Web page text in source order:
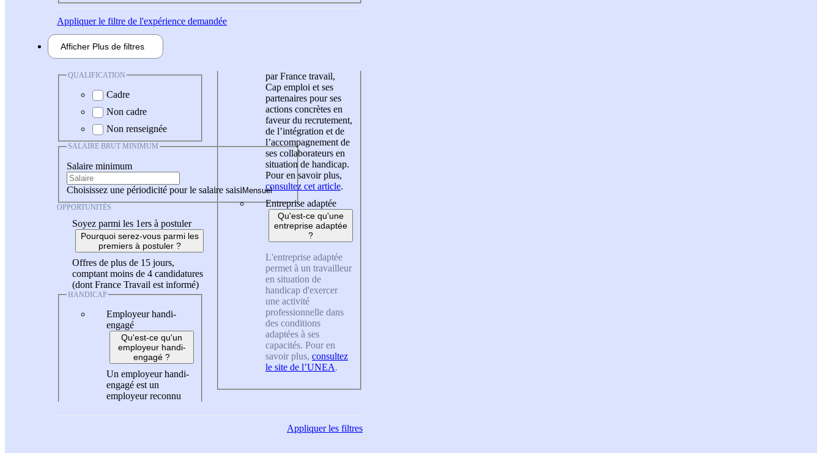
Appliquerle filtre de l'expérience demandée
Afficher Plus de filtres
QUALIFICATION
Cadre
Non cadre
Non renseignée
SALAIRE BRUT MINIMUM
Salaire minimum
Choisissez une périodicité pour le salaire saisi
OPPORTUNITÉS
Soyez parmi les 1ers à postuler
Pourquoi serez-vous parmi les
premiers à postuler ?
Offres de plus de 15 jours,
comptant moins de 4 candidatures
(dont France Travail est informé)
HANDICAP
Employeur handi-
engagé
Qu'est-ce qu'un
employeur handi-
engagé ?
Un employeur handi-
engagé est un
employeur reconnu
par France travail,
Cap emploi et ses
partenaires pour ses
actions concrètes en
faveur du recrutement,
de l’intégration et de
l’accompagnement de
ses collaborateurs en
situation de handicap.
Pour en savoir plus,
consultez cet article.
Entreprise adaptée
Qu'est-ce qu'une
entreprise adaptée
?
L'entreprise adaptée
permet à un travailleur
en situation de
handicap d'exercer
une activité
professionnelle dans
des conditions
adaptées à ses
capacités. Pour en
savoir plus, consultez
le site de l’UNEA.
Appliquerles filtres